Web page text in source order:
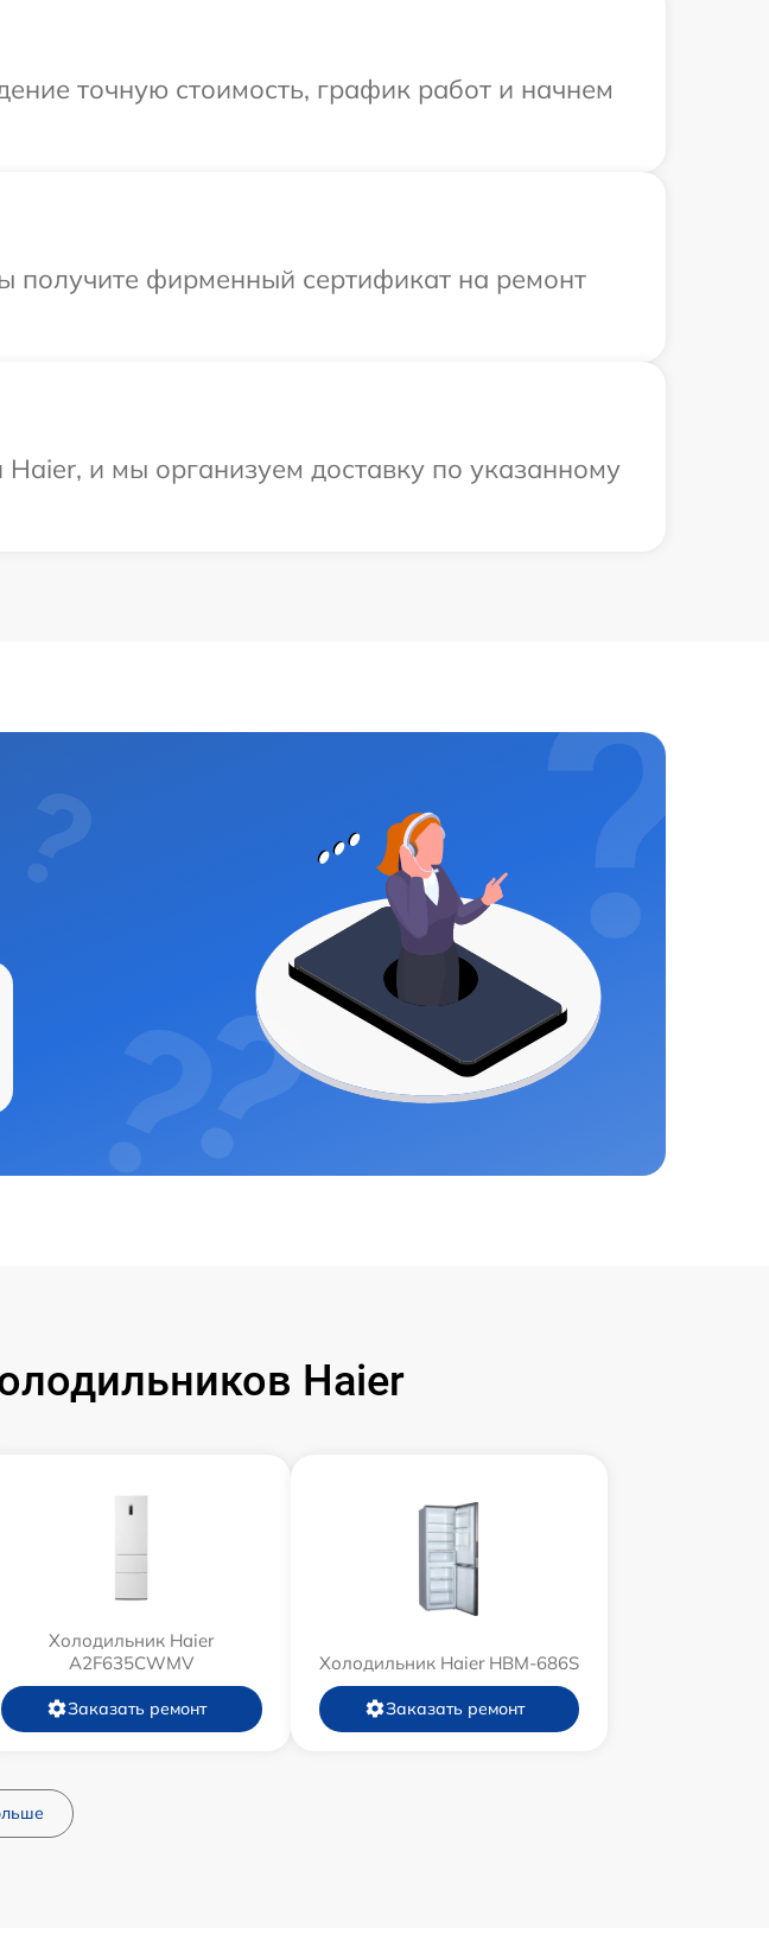
точную стоимость, график работ и начнем
получите фирменный сертификат на ремонт
и мы организуем доставку по указанному
Haier
Холодильник Haier
A2F635CWMV
Заказать ремонт
Холодильник Haier HBM-686S
Заказать ремонт